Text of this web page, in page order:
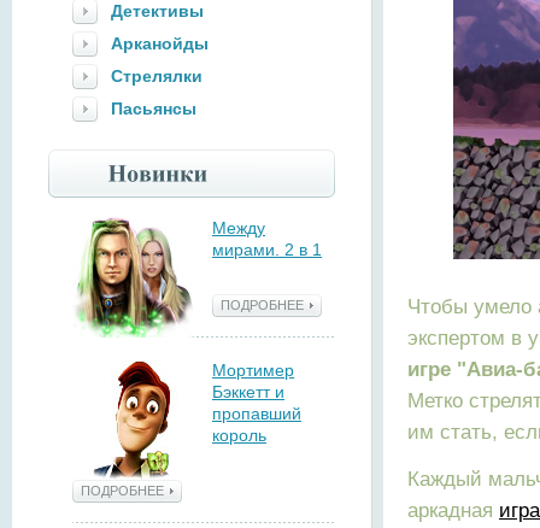
Детективы
Арканойды
Стрелялки
Пасьянсы
Между
мирами. 2 в 1
ПОДРОБНЕЕ
Мортимер
Бэккетт и
пропавший
король
ПОДРОБНЕЕ
Чтобы умело
экспертом в
игре "Авиа-
Метко
им стать,
Каждый
аркадная